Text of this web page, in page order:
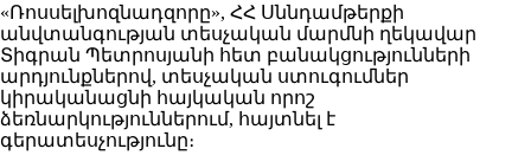
«Ռոսսելխոզնադզորը», ՀՀ Սննդամթերքի
անվտանգության տեսչական մարմնի ղեկավար
Տիգրան Պետրոսյանի հետ բանակցությունների
արդյունքներով, տեսչական ստուգումներ
կիրականացնի հայկական որոշ
ձեռնարկություններում, հայտնել է
գերատեսչությունը։